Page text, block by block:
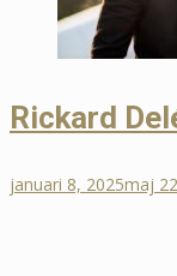
Rickard
januari 8, 2025maj